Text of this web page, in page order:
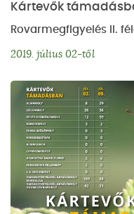
Kártevők
Rovarmegfigyelés II.
2019. július 02-től